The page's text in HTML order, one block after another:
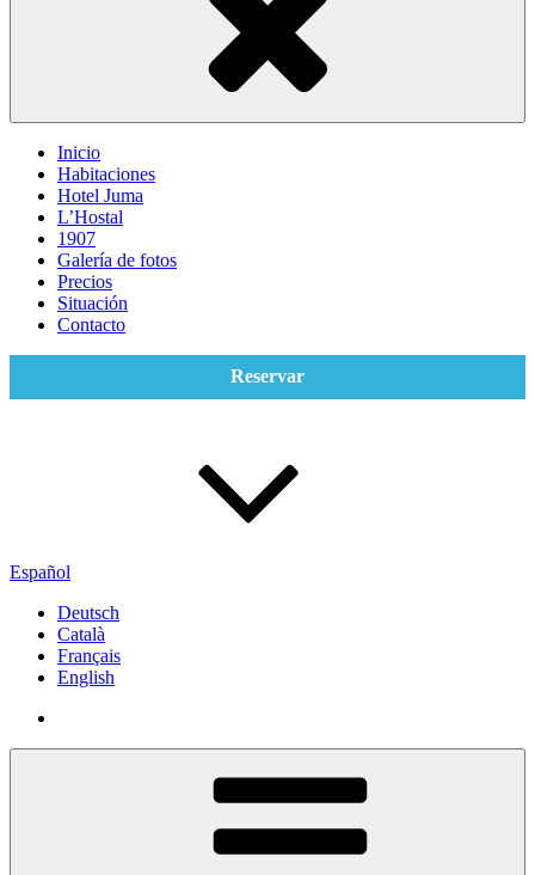
Inicio
Habitaciones
Hotel Juma
L’Hostal
1907
Galería de fotos
Precios
Situación
Contacto
Reservar
Español
Deutsch
Català
Français
English